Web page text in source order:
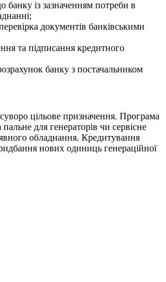
банку із зазначенням потреби в
документів банківськими
та підписання кредитного
банку з постачальником
цільове призначення. Програма
для генераторів чи сервісне
обладнання. Кредитування
нових одиниць генераційної